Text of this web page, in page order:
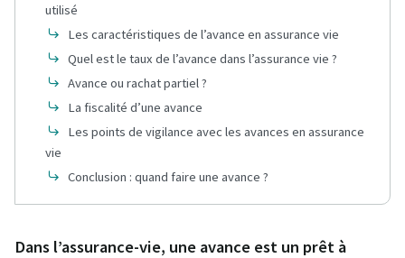
utilisé
Les caractéristiques de l’avance en assurance vie
Quel est le taux de l’avance dans l’assurance vie ?
Avance ou rachat partiel ?
La fiscalité d’une avance
Les points de vigilance avec les avances en assurance
vie
Conclusion : quand faire une avance ?
Dans l’assurance-vie, une avance est un prêt à